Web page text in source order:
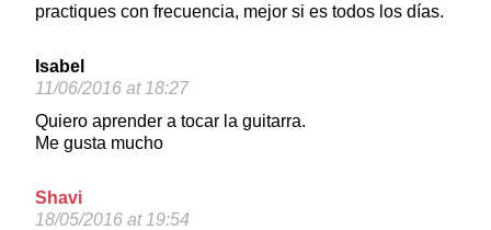
practiques con frecuencia, mejor si es todos los días.
Isabel
11/06/2016 at 18:27
Quiero aprender a tocar la guitarra.
Me gusta mucho
Shavi
18/05/2016 at 19:54